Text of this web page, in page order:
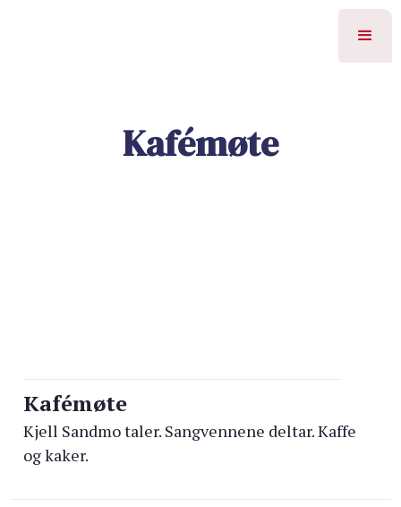
Kafémøte
Kafémøte
Kjell Sandmo taler. Sangvennene deltar. Kaffe
og kaker.